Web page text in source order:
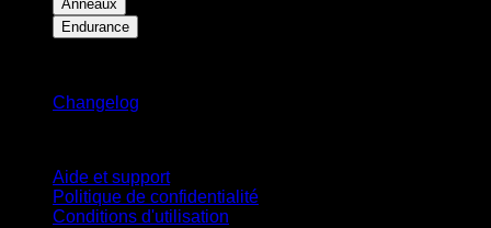
Anneaux
Endurance
Changelog
Aide et support
Politique de confidentialité
Conditions d'utilisation